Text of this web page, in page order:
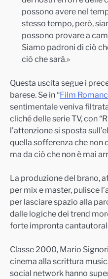
possono avere nel
stesso tempo, però,
possono provare a
Siamo padroni di ciò
ciò che sarà.»
Questa uscita segue i
barese. Se in “Film
sentimentale veniva
cliché delle serie TV, con
l’attenzione si sposta
quella sofferenza che non
ma da ciò che non è mai
La produzione del brano,
per mix e master, pulisce
per lasciare spazio alla
dalle logiche dei trend
forte impronta
Classe 2000, Mario
cinema alla scrittura
social network hanno